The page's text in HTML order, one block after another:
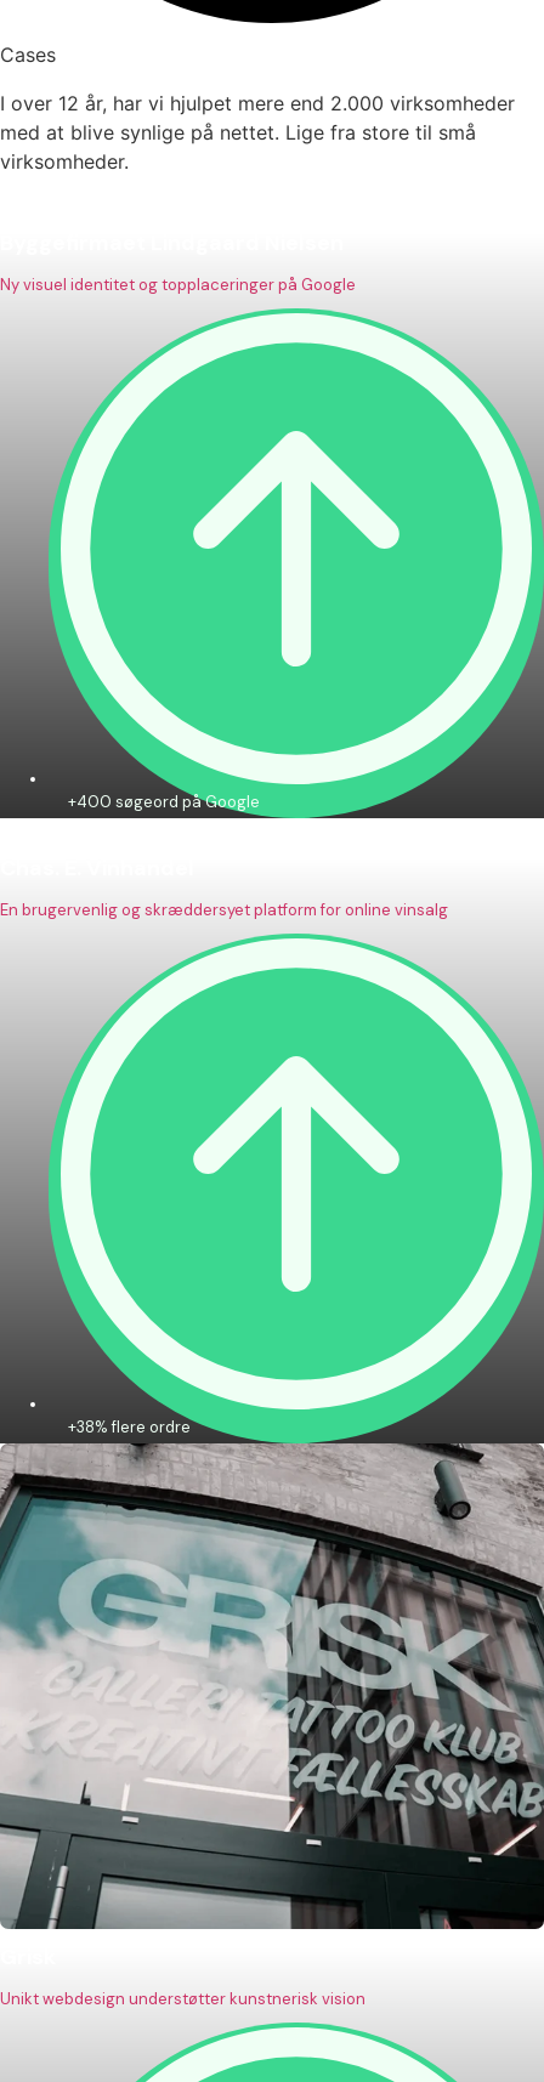
Cases
I over 12 år, har vi hjulpet mere end 2.000 virksomheder
med at blive synlige på nettet. Lige fra store til små
virksomheder.
Ny visuel identitet og topplaceringer på Google
+400 søgeord på Google
En brugervenlig og skræddersyet platform for online vinsalg
+38% flere ordre
Unikt webdesign understøtter kunstnerisk vision